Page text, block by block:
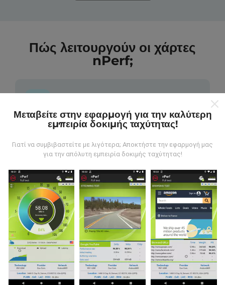
Πώς λειτουργούν οι χάρτες
nPerf;
Από πού προέρχονται τα δεδομένα;
Τα δεδομένα συλλέγονται από δοκιμές που
nPerf. Αυτές είναι οι δοκιμές που διεξάγονται σε
πραγματικές συνθήκες, απευθείας στο πεδίο. Αν
θέλετε να συμμετάσχετε επίσης, το μόνο που έχετε
να κάνετε είναι να κατεβάσετε την εφαρμογή nPerf
στο smartphone σας.Όσο περισσότερα δεδομένα
υπάρχουν, τόσο πιο ολοκληρωμένοι θα είναι οι
χάρτες!
Μεταβείτε στην εφαρμογή για την καλύτερη
εμπειρία δοκιμής ταχύτητας!
Γιατί να συμβιβαστείτε με λιγότερα; Αποκτήστε την εφαρμογή μας
για την απόλυτη εμπειρία δοκιμής ταχύτητας!